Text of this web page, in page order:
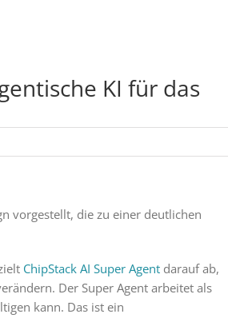
KI für das
vorgestellt, die zu einer deutlichen
ChipStack AI Super Agentdarauf ab,
Der Super Agent arbeitet als
kann. Das ist ein